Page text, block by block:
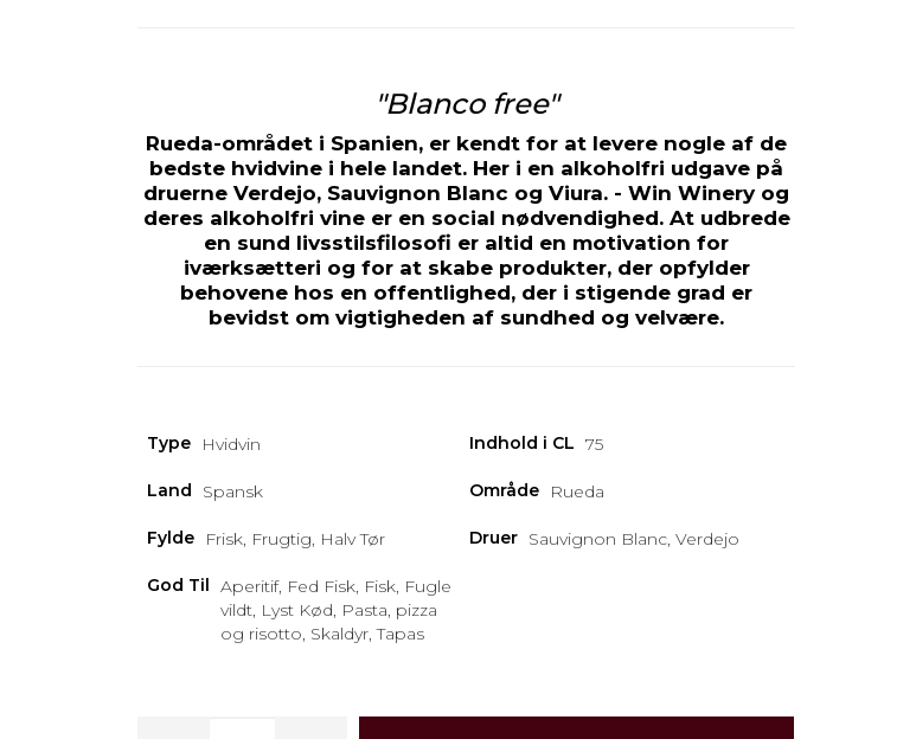
"Blanco free"
Rueda-området i Spanien, er kendt for at levere nogle af de
bedste hvidvine i hele landet. Her i en alkoholfri udgave på
druerne Verdejo, Sauvignon Blanc og Viura. - Win Winery og
deres alkoholfri vine er en social nødvendighed. At udbrede
en sund livsstilsfilosofi er altid en motivation for
iværksætteri og for at skabe produkter, der opfylder
behovene hos en offentlighed, der i stigende grad er
bevidst om vigtigheden af ​​sundhed og velvære.
Type Hvidvin Indhold i CL 75
Land Spansk Område Rueda
Fylde Frisk, Frugtig, Halv Tør Druer Sauvignon Blanc, Verdejo
God Til Aperitif, Fed Fisk, Fisk, Fugle
vildt, Lyst Kød, Pasta, pizza
og risotto, Skaldyr, Tapas